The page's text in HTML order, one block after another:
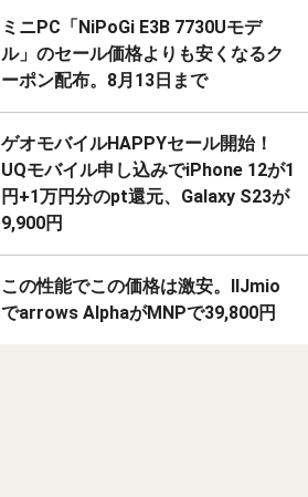
ミニPC「NiPoGi E3B 7730Uモデ
ル」のセール価格よりも安くなるク
ーポン配布。8月13日まで
ゲオモバイルHAPPYセール開始！
UQモバイル申し込みでiPhone 12が1
円+1万円分のpt還元、Galaxy S23が
9,900円
この性能でこの価格は激安。IIJmio
でarrows AlphaがMNPで39,800円